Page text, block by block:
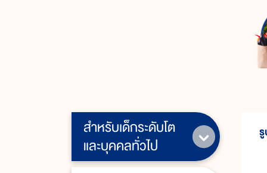
สำหรับเด็กระดับโต
และบุคคลทั่วไป